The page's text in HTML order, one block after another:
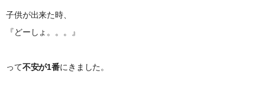
子供が出来た時、
『どーしょ。。。』
って不安が1番にきました。